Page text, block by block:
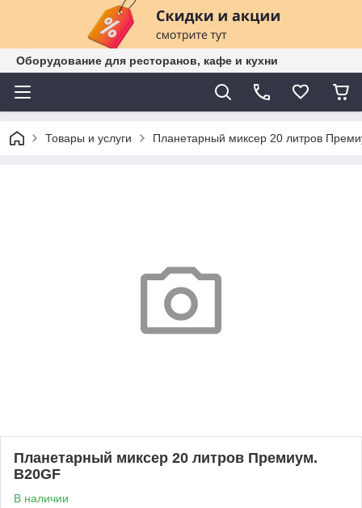
Оборудование для ресторанов, кафе и кухни
Товары и услуги Планетарный миксер 20 литров
Планетарный миксер 20 литров Премиум.
B20GF
В наличии